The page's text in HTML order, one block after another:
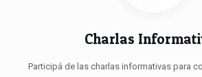
Charlas
Participá de las charlas informativas para